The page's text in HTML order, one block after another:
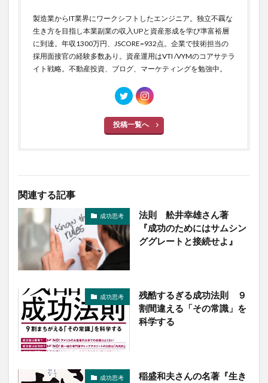
製造業からIT業界にワークシフトしたエンジニア。独立不覊な
生き方を目指し本業副業の収入UPと資産形成を学び準富裕層
に到達。年収1300万円、JSCORE=932点。企業で技術担当の
採用面接官の経験多数あり。資産運用はVTI /VYMのコアサテラ
イト戦略。不動産投資、ブログ、マーケティングを勉強中。
投稿一覧へ
関連する記事
成功思考
法則 舩井幸雄さん著
『成功のためにはサムシン
ググレートと接続せよ』
成功思考
残酷するぎる成功法則 ９
割間違える「その常識」を
科学する
成功思考
稲盛和夫さんの名著『生き